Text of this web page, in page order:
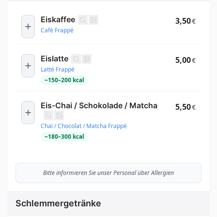
Eiskaffee
Café Frappé
3,50€
Eislatte
Latté Frappé
~150–200 kcal
5,00€
Eis-Chai / Schokolade / Matcha
Chaï / Chocolat / Matcha Frappé
~180–300 kcal
5,50€
Bitte informieren Sie unser Personal über Allergien
Schlemmergetränke